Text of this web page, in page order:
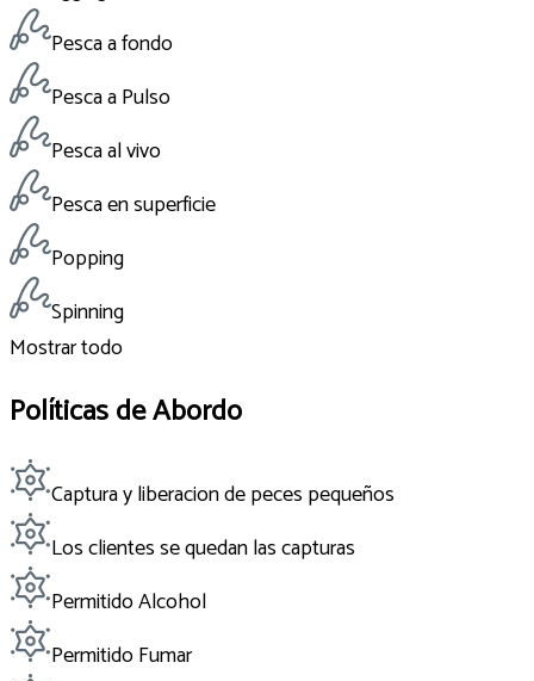
Pesca a fondo
Pesca a Pulso
Pesca al vivo
Pesca en superficie
Popping
Spinning
Mostrar todo
Políticas de Abordo
Captura y liberacion de peces pequeños
Los clientes se quedan las capturas
Permitido Alcohol
Permitido Fumar